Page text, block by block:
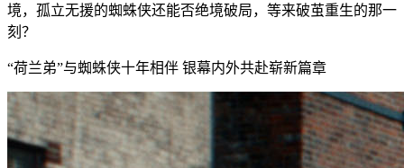
境，孤立无援的蜘蛛侠还能否绝境破局，等来破茧重生的那一
刻？
“荷兰弟”与蜘蛛侠十年相伴 银幕内外共赴崭新篇章